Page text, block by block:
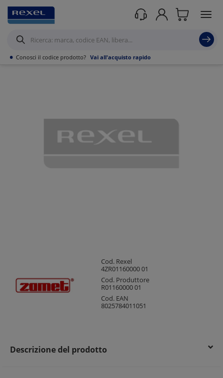
• Conosci il codice prodotto? Vai all'acquisto rapido
Prodotti /Canalizzazioni Canaline Passacavi Industriali in Metallo/Curve,
Derivazioni e accessori per Canale forato
Cod. Rexel
4ZR01160000 01
Cod. Produttore
R01160000 01
Cod. EAN
8025784011051
Descrizione del prodotto